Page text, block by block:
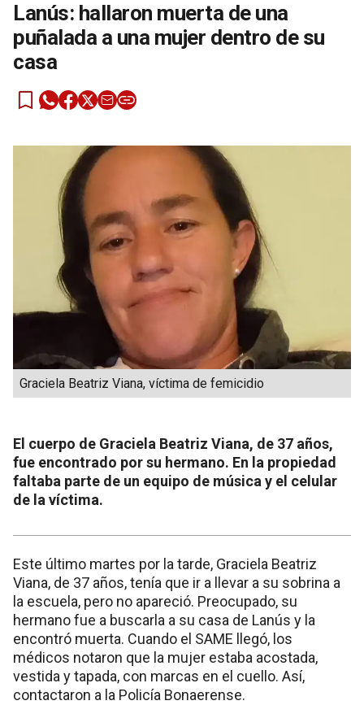
Lanús: hallaron muerta de una
puñalada a una mujer dentro de su
casa
Graciela Beatriz Viana, víctima de femicidio
El cuerpo de Graciela Beatriz Viana, de 37 años,
fue encontrado por su hermano. En la propiedad
faltaba parte de un equipo de música y el celular
de la víctima.
Este último martes por la tarde, Graciela Beatriz
Viana, de 37 años, tenía que ir a llevar a su sobrina a
la escuela, pero no apareció. Preocupado, su
hermano fue a buscarla a su casa de Lanús y la
encontró muerta. Cuando el SAME llegó, los
médicos notaron que la mujer estaba acostada,
vestida y tapada, con marcas en el cuello. Así,
contactaron a la Policía Bonaerense.